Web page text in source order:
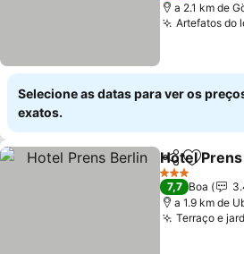
a 2.1 km de
Artefatos do
Selecione as datas para ver os
exatos.
Partilhar
Hotel
3 Estrelas
7,7 Boa
a 1.9 km de
Terraço e